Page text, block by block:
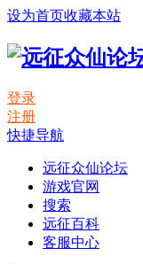
设为首页收藏本站
登录
注册
快捷导航
远征众仙论坛
游戏官网
搜索
远征百科
客服中心